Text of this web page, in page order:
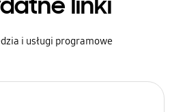
linki
i usługi programowe